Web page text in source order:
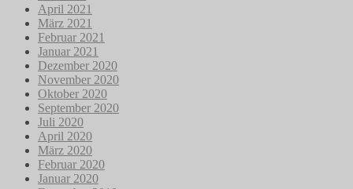
April 2021
März 2021
Februar 2021
Januar 2021
Dezember 2020
November 2020
Oktober 2020
September 2020
Juli 2020
April 2020
März 2020
Februar 2020
Januar 2020